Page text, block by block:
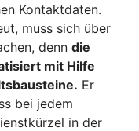
Kontaktdaten.
muss sich über
denn die
mit Hilfe
Er
bei jedem
in der